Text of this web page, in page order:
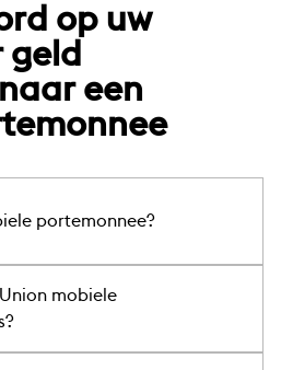
op uw
geld
een
portemonnee?
1 is een elektronische
de mobiele telefoon van iemand
manier als contant geld worden
mobiele